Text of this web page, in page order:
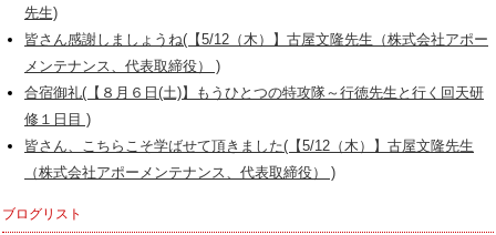
先生)
皆さん感謝しましょうね(【5/12（木）】古屋文隆先生（株式会社アポー
メンテナンス、代表取締役） )
合宿御礼(【８月６日(土)】もうひとつの特攻隊～行徳先生と行く回天研
修１日目 )
皆さん、こちらこそ学ばせて頂きました(【5/12（木）】古屋文隆先生
（株式会社アポーメンテナンス、代表取締役） )
ブログリスト